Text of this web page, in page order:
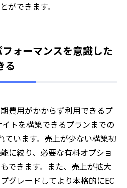
ができます。
ォーマンスを意識した
る
費用がかからず利用できるプ
トを構築できるプランまでの
ています。売上が少ない構築初
に絞り、必要な有料オプショ
できます。また、売上が拡大
グレードしてより本格的にEC